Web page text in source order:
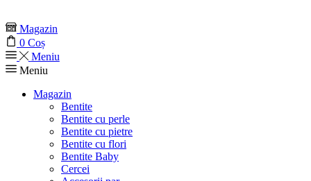
Magazin
0 Coș
Meniu
Meniu
Magazin
Bentite
Bentite cu perle
Bentite cu pietre
Bentite cu flori
Bentite Baby
Cercei